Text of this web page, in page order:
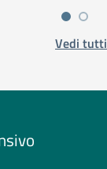
Vedi tutti